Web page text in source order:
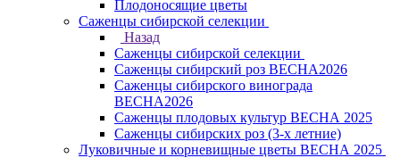
Плодоносящие цветы
Саженцы сибирской селекции
Назад
Саженцы сибирской селекции
Саженцы сибирский роз ВЕСНА2026
Саженцы сибирского винограда
ВЕСНА2026
Саженцы плодовых культур ВЕСНА 2025
Саженцы сибирских роз (3-х летние)
Луковичные и корневищные цветы ВЕСНА 2025